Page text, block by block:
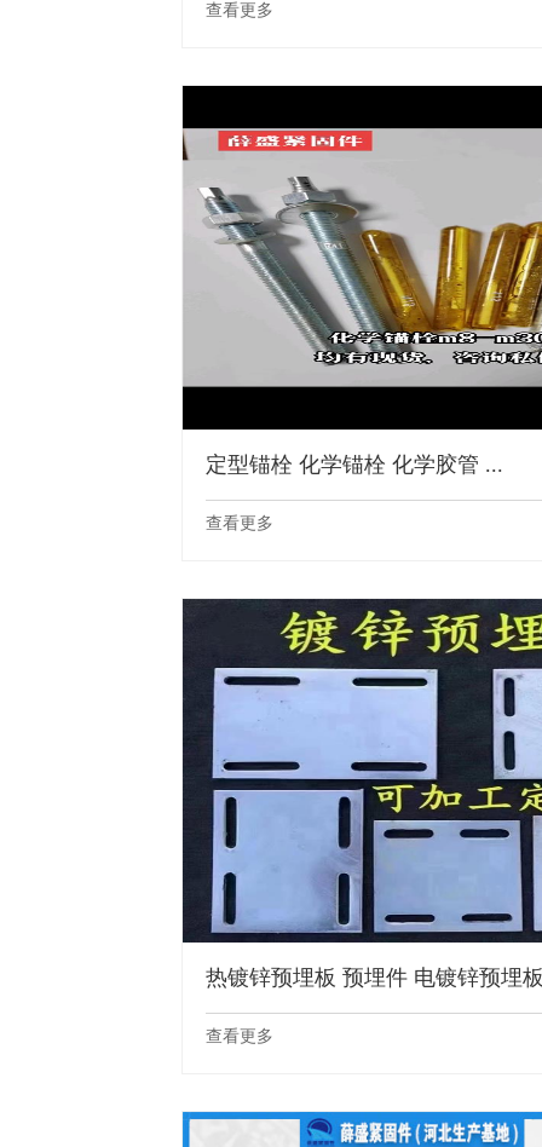
查看更多
定型锚栓 化学锚栓 化学胶管 ...
查看更多
热镀锌预埋板 预埋件 电镀锌预埋
查看更多